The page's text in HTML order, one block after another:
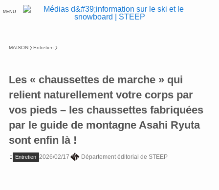
MENU
MAISON Entretien
Les « chaussettes de marche » qui
relient naturellement votre corps par
vos pieds – les chaussettes fabriquées
par le guide de montagne Asahi Ryuta
sont enfin là !
Entretien 2026/02/17 Département éditorial de STEEP